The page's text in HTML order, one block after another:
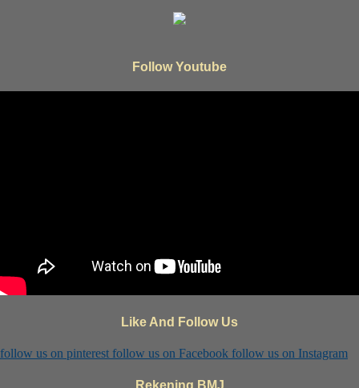
Follow Youtube
Like And Follow Us
follow us on pinterest follow us on Facebook follow us on Instagram
Rekening BMJ